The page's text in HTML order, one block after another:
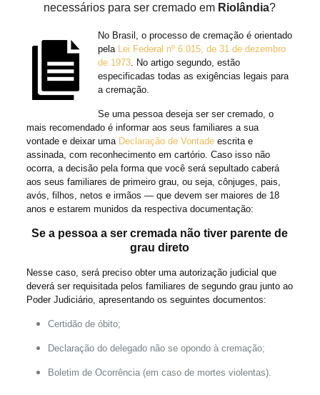
necessários para ser cremado em Riolândia?
No Brasil, o processo de cremação é orientado
pela Lei Federal nº 6.015, de 31 de dezembro
de 1973. No artigo segundo, estão
especificadas todas as exigências legais para
a cremação.
Se uma pessoa deseja ser ser cremado, o
mais recomendado é informar aos seus familiares a sua
vontade e deixar uma Declaração de Vontadeescrita e
assinada, com reconhecimento em cartório. Caso isso não
ocorra, a decisão pela forma que você será sepultado caberá
aos seus familiares de primeiro grau, ou seja, cônjuges, pais,
avós, filhos, netos e irmãos — que devem ser maiores de 18
anos e estarem munidos da respectiva documentação:
Se a pessoa a ser cremada não tiver parente de
grau direto
Nesse caso, será preciso obter uma autorização judicial que
deverá ser requisitada pelos familiares de segundo grau junto ao
Poder Judiciário, apresentando os seguintes documentos:
Certidão de óbito;
Declaração do delegado não se opondo à cremação;
Boletim de Ocorrência (em caso de mortes violentas).